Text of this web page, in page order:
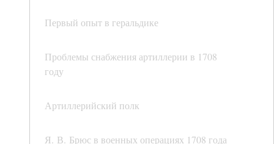
Первый опыт в геральдике
Проблемы снабжения артиллерии в 1708
году
Артиллерийский полк
Я. В. Брюс в военных операциях 1708 года